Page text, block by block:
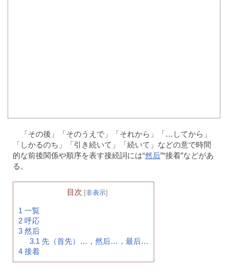
「その後」「そのうえで」「それから」「…してから」
「しかるのち」「引き続いて」「続いて」などの意で時間
的な前後関係や順序を表す接続詞には“然后”“接着”などがあ
る。
目次 [非表示]
1 一覧
2 呼応
3 然后
3.1 先（首先）…，然后…，最后…
4 接着